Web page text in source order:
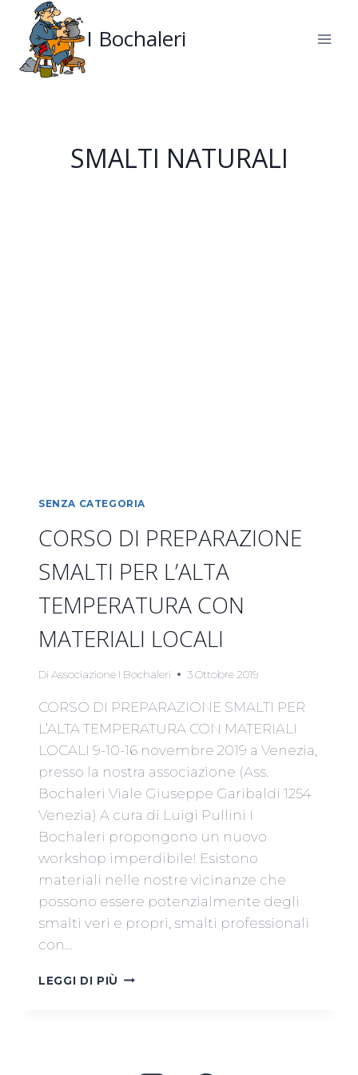
contenuto
I Bochaleri
SMALTI NATURALI
SENZA CATEGORIA
CORSO DI PREPARAZIONE
SMALTI PER L’ALTA
TEMPERATURA CON
MATERIALI LOCALI
Di Associazione I Bochaleri 3 Ottobre 2019
CORSO DI PREPARAZIONE SMALTI PER
L’ALTA TEMPERATURA CON MATERIALI
LOCALI 9-10-16 novembre 2019 a Venezia,
presso la nostra associazione (Ass.
Bochaleri Viale Giuseppe Garibaldi 1254
Venezia) A cura di Luigi Pullini I
Bochaleri propongono un nuovo
workshop imperdibile! Esistono
materiali nelle nostre vicinanze che
possono essere potenzialmente degli
smalti veri e propri, smalti professionali
con…
LEGGI DI PIÙ CORSO